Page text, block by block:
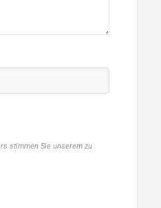
stimmen Sie unserem zu